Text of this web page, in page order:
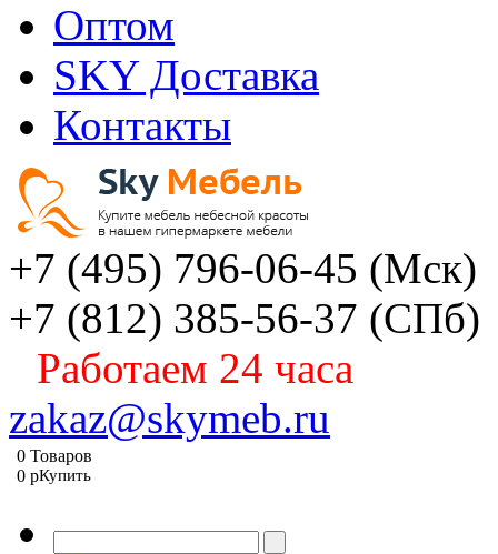
Оптом
SKY Доставка
Контакты
+7 (495) 796-06-45 (Мск)
+7 (812) 385-56-37 (СПб)
Работаем 24 часа
zakaz@skymeb.ru
0 Товаров
0 pКупить